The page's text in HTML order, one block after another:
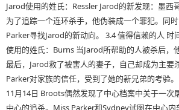
Jarod使用的姓氏：Ressler Jarod的新发现：墨西
为了追踪一个连环杀手，他伪装成一个罪犯。同
Parker寻找Jarod的新动向。 3.4 值得信赖的人 时
使用的姓氏：Burns 当Jarod所帮助的人被杀后，
最后，Jarod救了被害人的妻子，自己却成为主要
Parker对家族的信任，受到了她的新兄弟的考验
11月14日 Broots偶然发现了中心档案中关于一次
中心的追杀。Miss Parker和Sydney试图在中心内